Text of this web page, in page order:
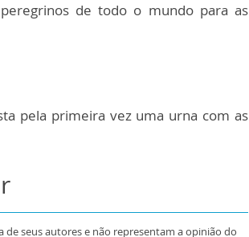
de todo o mundo para as
pela primeira vez uma urna com as
de seus autores e não representam a opinião do